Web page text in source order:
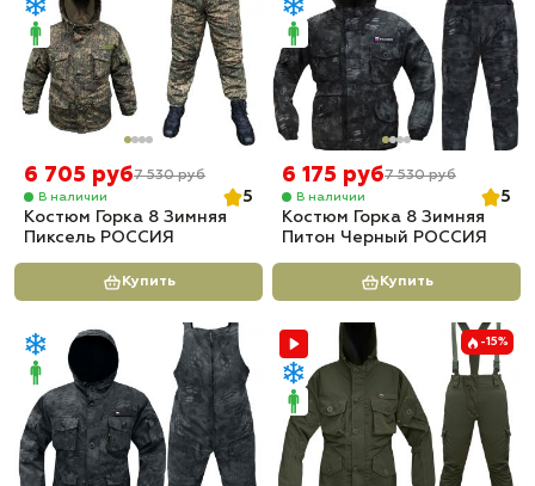
6 705 руб7 530 руб
В наличии
5
Костюм Горка 8 Зимняя
Пиксель РОССИЯ
Купить
6 175 руб7 530 руб
В наличии
5
Костюм Горка 8 Зимняя
Питон Черный РОССИЯ
Купить
-15%